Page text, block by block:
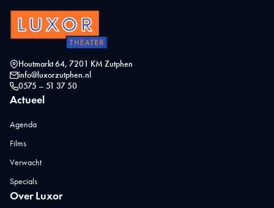
Houtmarkt 64, 7201 KM Zutphen
info@luxorzutphen.nl
0575 – 51 37 50
Actueel
Agenda
Films
Verwacht
Specials
Over Luxor